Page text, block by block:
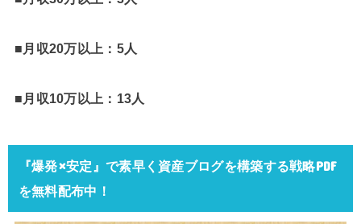
■月収20万以上：5人
■月収10万以上：13人
『爆発×安定』で素早く資産ブログを構築する戦略PDF
を無料配布中！